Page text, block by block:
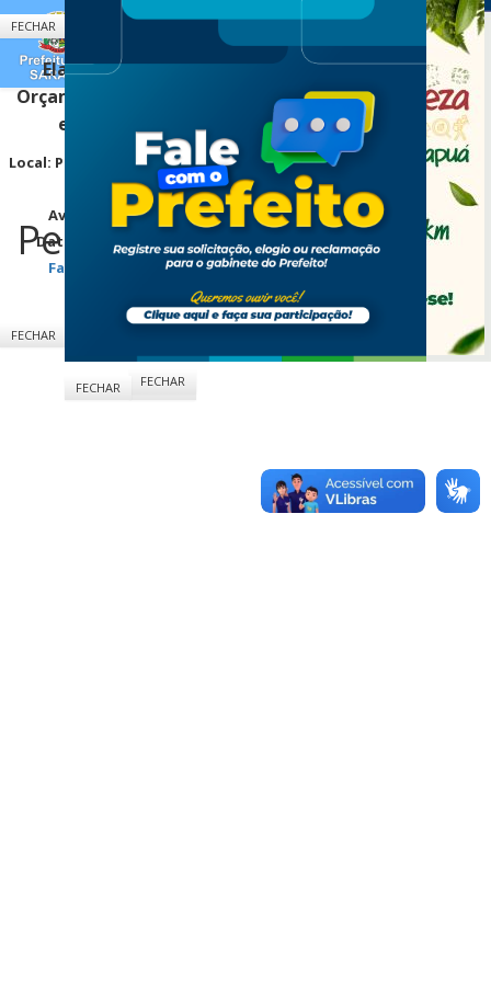
Pesquisas
Prefeitura do Município de Sarandi-Pr.
CEP. 87111-230 Fone/Fax: (44) 3264 - 8600
CNPJ: 78.200.482/0001-10
17:30hs
FECHAR
CONVITE
AUDIÊNCIA PÚBLICA
Elaboração do Projeto de Lei do
Orçamento Geral do Município para o
exercício financeiro de 2027.
Local: Plenário da Câmara Municipal de Sarandi
[LOCALIZAÇÃO]
Avenida Maringá, n.º 660 - Jd. Europa
Data: 18/08/2026 (terça-feira) às 14:00hs.
Faça sua sugestão para o PLOA 2027.
CLIQUE AQUI!
FECHAR
FECHAR
FECHAR
FECHAR